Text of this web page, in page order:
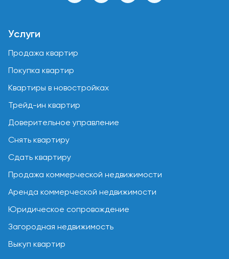
Услуги
Продажа квартир
Покупка квартир
Квартиры в новостройках
Трейд-ин квартир
Доверительное управление
Снять квартиру
Сдать квартиру
Продажа коммерческой недвижимости
Аренда коммерческой недвижимости
Юридическое сопровождение
Загородная недвижимость
Выкуп квартир